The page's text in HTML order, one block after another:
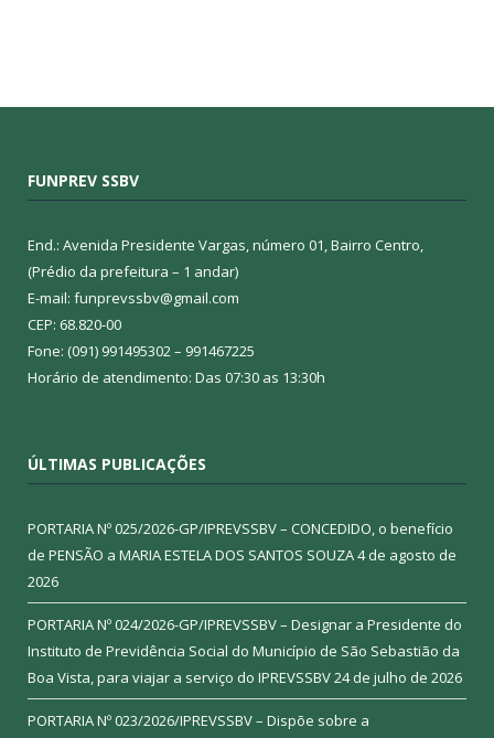
FUNPREV SSBV
End.: Avenida Presidente Vargas, número 01, Bairro Centro,
(Prédio da prefeitura – 1 andar)
E-mail: funprevssbv@gmail.com
CEP: 68.820-00
Fone: (091) 991495302 – 991467225
Horário de atendimento: Das 07:30 as 13:30h
ÚLTIMAS PUBLICAÇÕES
PORTARIA Nº 025/2026-GP/IPREVSSBV – CONCEDIDO, o benefício
de PENSÃO a MARIA ESTELA DOS SANTOS SOUZA4 de agosto de
2026
PORTARIA Nº 024/2026-GP/IPREVSSBV – Designar a Presidente do
Instituto de Previdência Social do Município de São Sebastião da
Boa Vista, para viajar a serviço do IPREVSSBV24 de julho de 2026
PORTARIA Nº 023/2026/IPREVSSBV – Dispõe sobre a